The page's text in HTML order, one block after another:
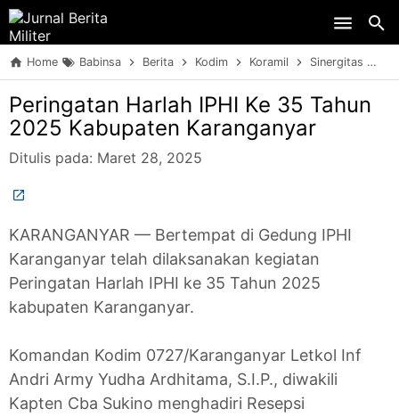
Home Babinsa Berita Kodim Koramil Sinergitas
Peringatan Harlah IPHI Ke 35 Tahun
2025 Kabupaten Karanganyar
Ditulis pada: Maret 28, 2025
KARANGANYAR — Bertempat di Gedung IPHI
Karanganyar telah dilaksanakan kegiatan
Peringatan Harlah IPHI ke 35 Tahun 2025
kabupaten Karanganyar.
Komandan Kodim 0727/Karanganyar Letkol Inf
Andri Army Yudha Ardhitama, S.I.P., diwakili
Kapten Cba Sukino menghadiri Resepsi